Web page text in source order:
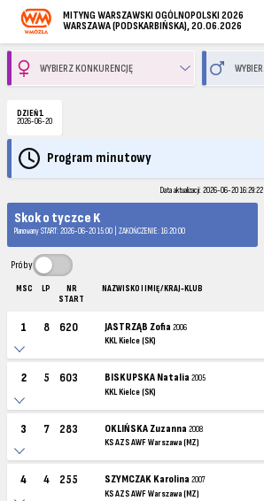
MITYNG WARSZAWSKI OGÓLNOPOLSKI 2026
WARSZAWA (PODSKARBIŃSKA), 20.06.2026
DZIEŃ 1
2026-06-20
Program minutowy
Data aktualizacji: 2026-06-20 16:29:22
Skok o tyczce K
Planowany START: 2026-06-20 15:00 | ZAKOŃCZENIE: 16:20:00
Próby
MSC LP
NR
START
NAZWISKO I IMIĘ / KRAJ-KLUB
1 8 620 JASTRZĄB Zofia2006
KKL Kielce (SK)
2 5 603 BISKUPSKA Natalia2005
KKL Kielce (SK)
3 7 283 OKLIŃSKA Zuzanna2008
KS AZS AWF Warszawa (MZ)
4 4 255 SZYMCZAK Karolina2007
KS AZS AWF Warszawa (MZ)